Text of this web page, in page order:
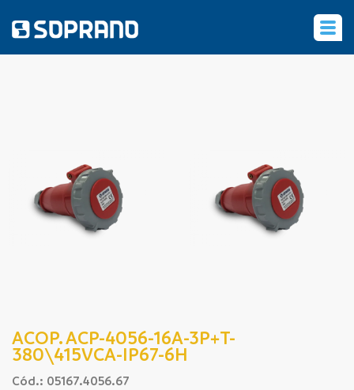
ACOP. ACP-4056-16A-3P+T-
380\415VCA-IP67-6H
Cód.: 05167.4056.67